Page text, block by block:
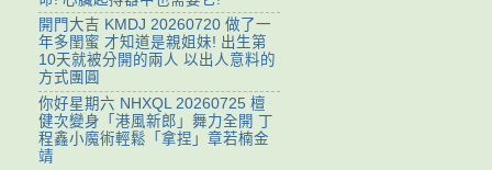
開門大吉 KMDJ 20260720 做了一
年多閨蜜 才知道是親姐妹! 出生第
10天就被分開的兩人 以出人意料的
方式團圓
你好星期六 NHXQL 20260725 檀
健次變身「港風新郎」舞力全開 丁
程鑫小魔術輕鬆「拿捏」章若楠金
靖